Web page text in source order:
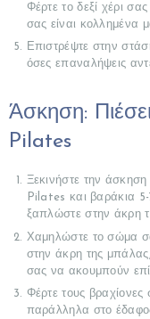
Φέρτε το δεξί χέρι
σας είναι κολλημένα
Επιστρέψτε στην
όσες επαναλήψεις
Άσκηση:
Pilates
Ξεκινήστε την
Pilates και βαράκια
ξαπλώστε στην άκρη
Χαμηλώστε το σώμα
στην άκρη της
σας να ακουμπούν
Φέρτε τους
παράλληλα στο